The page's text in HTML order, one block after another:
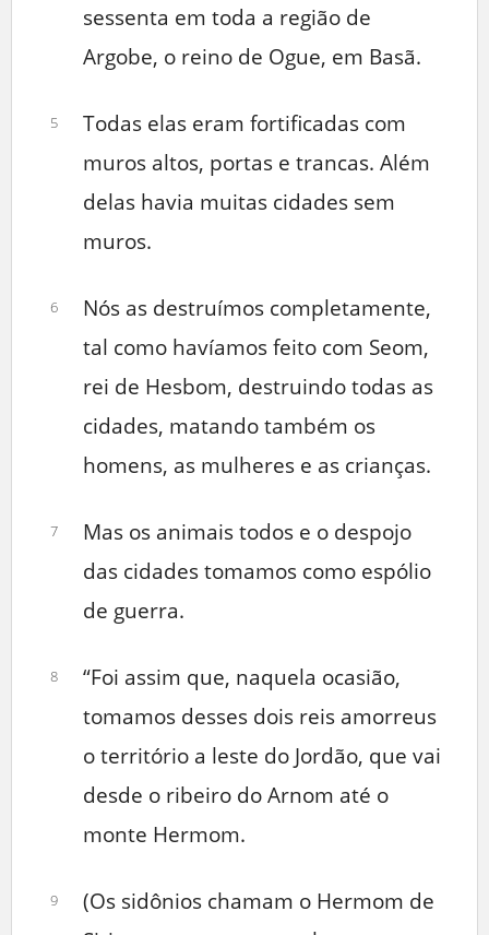
sessenta em toda a região de
Argobe, o reino de Ogue, em Basã.
5
Todas elas eram fortificadas com
muros altos, portas e trancas. Além
delas havia muitas cidades sem
muros.
6
Nós as destruímos completamente,
tal como havíamos feito com Seom,
rei de Hesbom, destruindo todas as
cidades, matando também os
homens, as mulheres e as crianças.
7
Mas os animais todos e o despojo
das cidades tomamos como espólio
de guerra.
8
“Foi assim que, naquela ocasião,
tomamos desses dois reis amorreus
o território a leste do Jordão, que vai
desde o ribeiro do Arnom até o
monte Hermom.
9
(Os sidônios chamam o Hermom de